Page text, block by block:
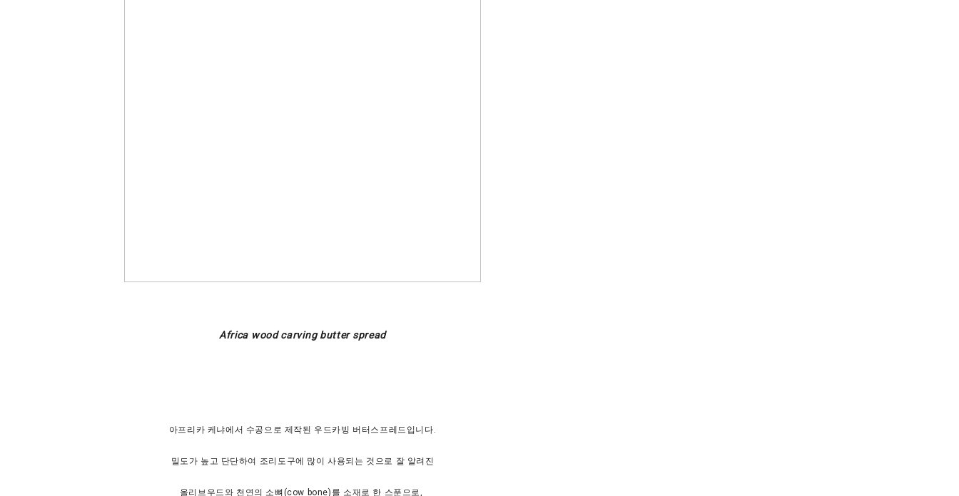
Africa wood carving butter spread
아프리카 케냐에서 수공으로 제작된 우드카빙 버터스프레드입니다.
밀도가 높고 단단하여 조리도구에 많이 사용되는 것으로 잘 알려진
올리브우드와 천연의 소뼈(cow bone) 를 소재로 한 스푼으로,